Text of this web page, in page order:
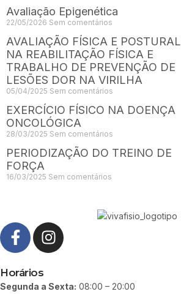
Avaliação Epigenética
22/05/2026 Sem comentários
AVALIAÇÃO FÍSICA E POSTURAL
NA REABILITAÇÃO FÍSICA E
TRABALHO DE PREVENÇÃO DE
LESÕES DOR NA VIRILHA
05/04/2025 Sem comentários
EXERCÍCIO FÍSICO NA DOENÇA
ONCOLÓGICA
28/03/2025 Sem comentários
PERIODIZAÇÃO DO TREINO DE
FORÇA
16/03/2025 Sem comentários
Horários
Segunda a Sexta: 08:00 – 20:00